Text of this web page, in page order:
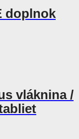
doplnok
vláknina /